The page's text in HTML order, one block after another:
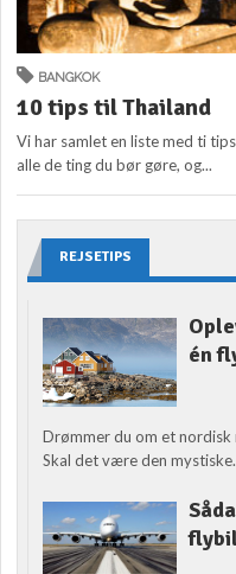
BANGKOK
10 tips til Thailand
Vi har samlet en liste med ti
alle de ting du bør gøre, og...
REJSETIPS
én
Drømmer du om et
Skal det være den